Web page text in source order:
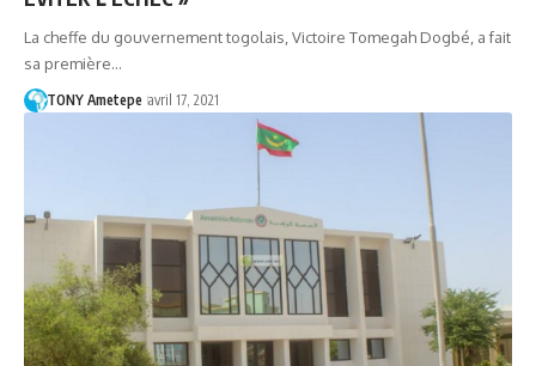
La cheffe du gouvernement togolais, Victoire Tomegah Dogbé, a fait
sa première…
TONY Ametepe avril 17, 2021